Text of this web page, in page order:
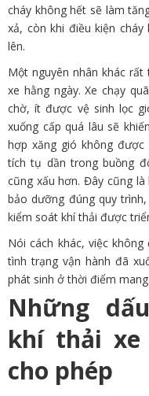
cháy không hết sẽ làm
xả, còn khi điều kiện
lên.
Một nguyên nhân khác
xe hằng ngày. Xe chạy
chờ, ít được vệ sinh lọc
xuống cấp quá lâu sẽ
hợp xăng gió không
tích tụ dần trong buồng
cũng xấu hơn. Đây cũng
bảo dưỡng đúng quy
kiểm soát khí thải được
Nói cách khác, việc
tình trạng vận hành đã
phát sinh ở thời điểm
Những
khí thải
cho phép